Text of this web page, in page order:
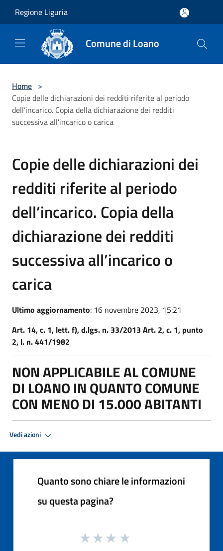
Regione Liguria
Comune di Loano
Home >
Copie delle dichiarazioni dei redditi riferite al periodo
dell’incarico. Copia della dichiarazione dei redditi
successiva all’incarico o carica
Copie delle dichiarazioni dei
redditi riferite al periodo
dell’incarico. Copia della
dichiarazione dei redditi
successiva all’incarico o
carica
Ultimo aggiornamento: 16 novembre 2023, 15:21
Art. 14, c. 1, lett. f), d.lgs. n. 33/2013 Art. 2, c. 1, punto
2, l. n. 441/1982
NON APPLICABILE AL COMUNE
DI LOANO IN QUANTO COMUNE
CON MENO DI 15.000 ABITANTI
Vedi azioni
Quanto sono chiare le informazioni
su questa pagina?